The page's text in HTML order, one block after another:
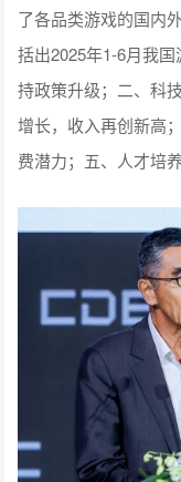
持政策升级；二、科
增长，收入再创新高
费潜力；五、人才培
中国音像与数字出版